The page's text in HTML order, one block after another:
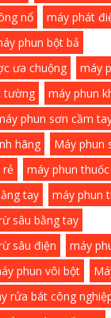
nổ
máy phát
phun bột bả
ưa chuộng
máy
tường
máy phun
phun sơn cầm
hãng
Máy phun
rẻ
máy phun thuốc
tay
máy phun
sâu bằng tay
sâu điện
máy
phun vôi bột
rửa bát công